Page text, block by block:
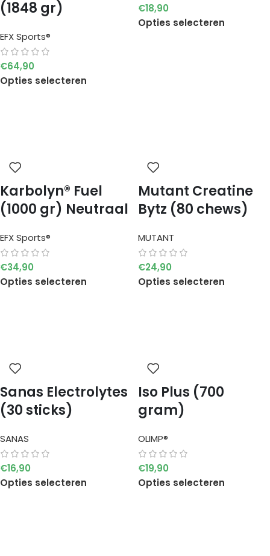
(1848 gr)
EFX Sports®
€64,90
Opties selecteren
€18,90
Opties selecteren
Karbolyn® Fuel
(1000 gr) Neutraal
EFX Sports®
€34,90
Opties selecteren
Mutant Creatine
Bytz (80 chews)
MUTANT
€24,90
Opties selecteren
Sanas Electrolytes
(30 sticks)
SANAS
€16,90
Opties selecteren
Iso Plus (700
gram)
OLIMP®
€19,90
Opties selecteren